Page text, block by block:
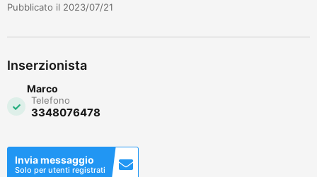
Pubblicato il 2023/07/21
Inserzionista
Marco
Telefono
3348076478
Invia messaggio
Solo per utenti registrati